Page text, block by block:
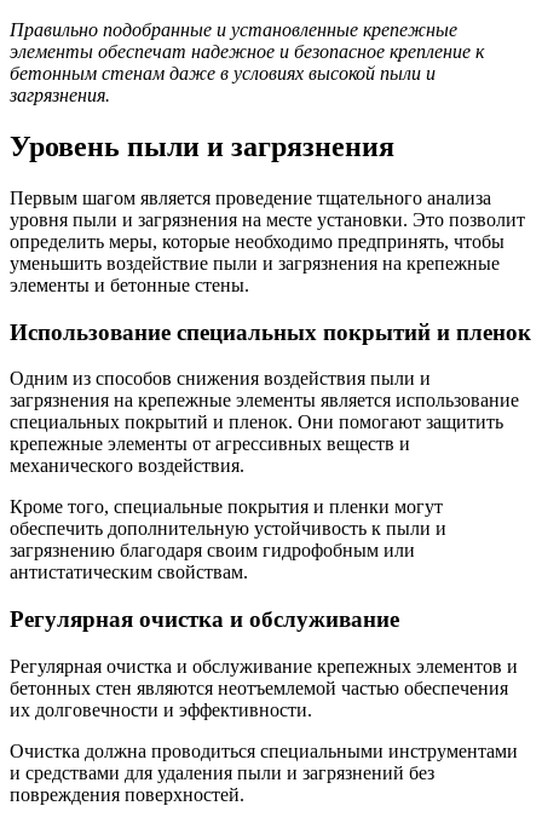
Правильно подобранные и установленные крепежные
элементы обеспечат надежное и безопасное крепление к
бетонным стенам даже в условиях высокой пыли и
загрязнения.
Уровень пыли и загрязнения
Первым шагом является проведение тщательного анализа
уровня пыли и загрязнения на месте установки. Это позволит
определить меры, которые необходимо предпринять, чтобы
уменьшить воздействие пыли и загрязнения на крепежные
элементы и бетонные стены.
Использование специальных покрытий и пленок
Одним из способов снижения воздействия пыли и
загрязнения на крепежные элементы является использование
специальных покрытий и пленок. Они помогают защитить
крепежные элементы от агрессивных веществ и
механического воздействия.
Кроме того, специальные покрытия и пленки могут
обеспечить дополнительную устойчивость к пыли и
загрязнению благодаря своим гидрофобным или
антистатическим свойствам.
Регулярная очистка и обслуживание
Регулярная очистка и обслуживание крепежных элементов и
бетонных стен являются неотъемлемой частью обеспечения
их долговечности и эффективности.
Очистка должна проводиться специальными инструментами
и средствами для удаления пыли и загрязнений без
повреждения поверхностей.